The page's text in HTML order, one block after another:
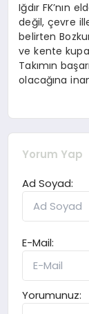
Iğdır FK’nın
değil, çevre
belirten
ve kente
Takımın
olacağına
Yorum Yap
Ad Soyad:
E-Mail:
Yorumunuz: